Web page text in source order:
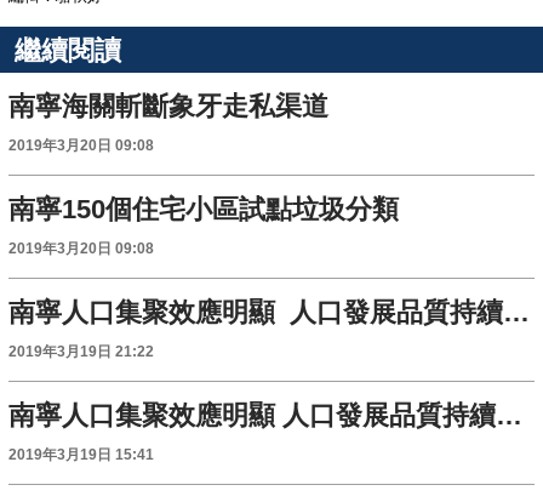
繼續閱讀
南寧海關斬斷象牙走私渠道
2019年3月20日 09:08
南寧150個住宅小區試點垃圾分類
2019年3月20日 09:08
南寧人口集聚效應明顯 人口發展品質持續提升
2019年3月19日 21:22
南寧人口集聚效應明顯 人口發展品質持續提升
2019年3月19日 15:41